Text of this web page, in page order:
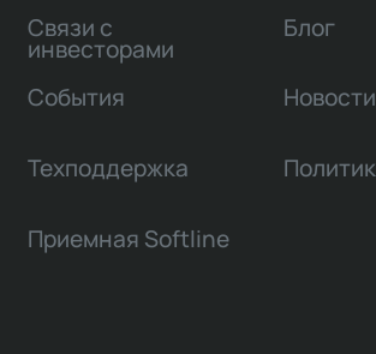
Связи с
инвесторами
Блог
События Новости
Техподдержка
Приемная Softline